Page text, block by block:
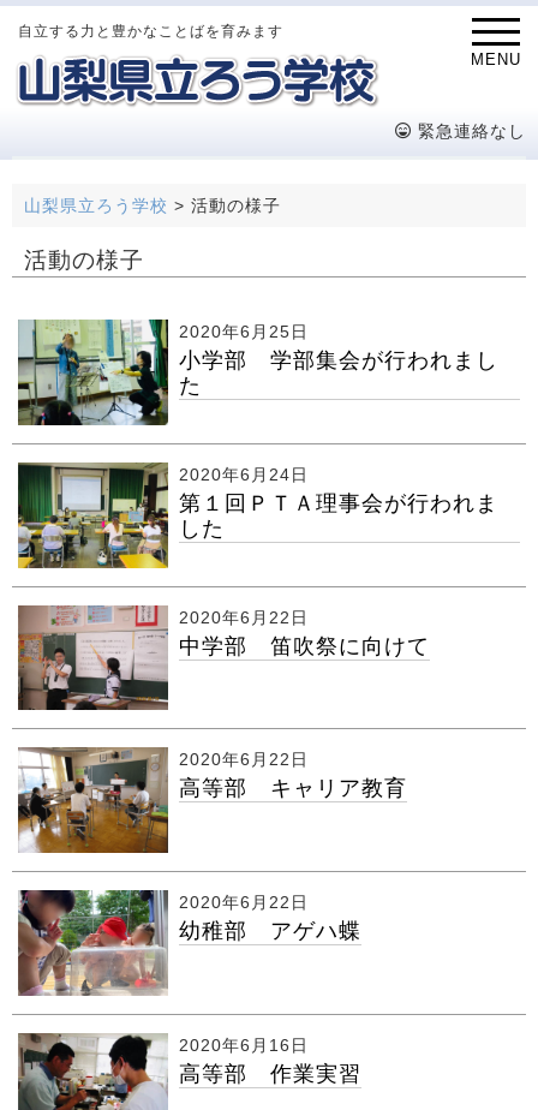
MENU
自立する力と豊かなことばを育みます
緊急連絡なし
山梨県立ろう学校 > 活動の様子
活動の様子
2020年6月25日
小学部 学部集会が行われまし
た
2020年6月24日
第１回ＰＴＡ理事会が行われま
した
2020年6月22日
中学部 笛吹祭に向けて
2020年6月22日
高等部 キャリア教育
2020年6月22日
幼稚部 アゲハ蝶
2020年6月16日
高等部 作業実習